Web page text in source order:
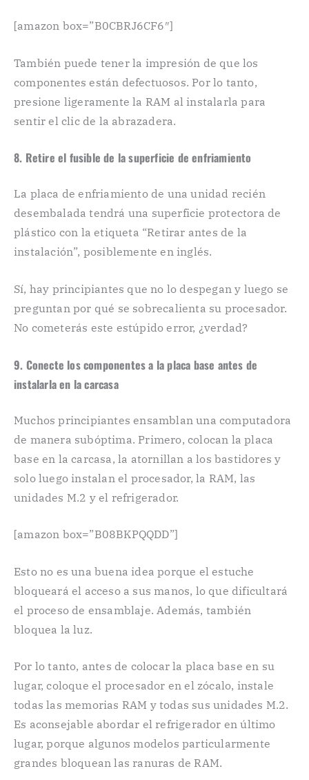
[amazon box=”B0CBRJ6CF6″]
También puede tener la impresión de que los
componentes están defectuosos. Por lo tanto,
presione ligeramente la RAM al instalarla para
sentir el clic de la abrazadera.
8. Retire el fusible de la superficie de enfriamiento
La placa de enfriamiento de una unidad recién
desembalada tendrá una superficie protectora de
plástico con la etiqueta “Retirar antes de la
instalación”, posiblemente en inglés.
Sí, hay principiantes que no lo despegan y luego se
preguntan por qué se sobrecalienta su procesador.
No cometerás este estúpido error, ¿verdad?
9. Conecte los componentes a la placa base antes de
instalarla en la carcasa
Muchos principiantes ensamblan una computadora
de manera subóptima. Primero, colocan la placa
base en la carcasa, la atornillan a los bastidores y
solo luego instalan el procesador, la RAM, las
unidades M.2 y el refrigerador.
[amazon box=”B08BKPQQDD”]
Esto no es una buena idea porque el estuche
bloqueará el acceso a sus manos, lo que dificultará
el proceso de ensamblaje. Además, también
bloquea la luz.
Por lo tanto, antes de colocar la placa base en su
lugar, coloque el procesador en el zócalo, instale
todas las memorias RAM y todas sus unidades M.2.
Es aconsejable abordar el refrigerador en último
lugar, porque algunos modelos particularmente
grandes bloquean las ranuras de RAM.